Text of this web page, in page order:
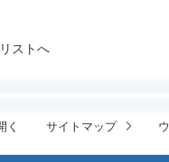
ストへ
く サイトマップ